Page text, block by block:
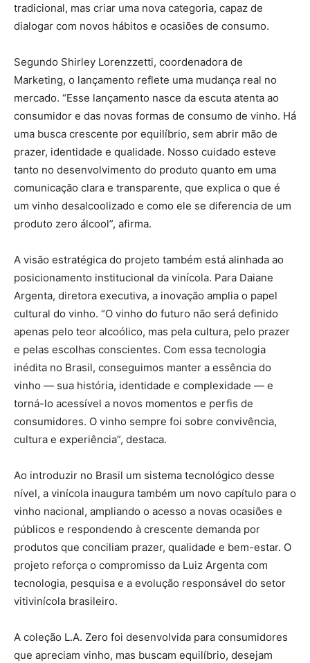
tradicional, mas criar uma nova categoria, capaz de
dialogar com novos hábitos e ocasiões de consumo.
Segundo Shirley Lorenzzetti, coordenadora de
Marketing, o lançamento reflete uma mudança real no
mercado. “Esse lançamento nasce da escuta atenta ao
consumidor e das novas formas de consumo de vinho. Há
uma busca crescente por equilíbrio, sem abrir mão de
prazer, identidade e qualidade. Nosso cuidado esteve
tanto no desenvolvimento do produto quanto em uma
comunicação clara e transparente, que explica o que é
um vinho desalcoolizado e como ele se diferencia de um
produto zero álcool”, afirma.
A visão estratégica do projeto também está alinhada ao
posicionamento institucional da vinícola. Para Daiane
Argenta, diretora executiva, a inovação amplia o papel
cultural do vinho. “O vinho do futuro não será definido
apenas pelo teor alcoólico, mas pela cultura, pelo prazer
e pelas escolhas conscientes. Com essa tecnologia
inédita no Brasil, conseguimos manter a essência do
vinho — sua história, identidade e complexidade — e
torná-lo acessível a novos momentos e perfis de
consumidores. O vinho sempre foi sobre convivência,
cultura e experiência”, destaca.
Ao introduzir no Brasil um sistema tecnológico desse
nível, a vinícola inaugura também um novo capítulo para o
vinho nacional, ampliando o acesso a novas ocasiões e
públicos e respondendo à crescente demanda por
produtos que conciliam prazer, qualidade e bem-estar. O
projeto reforça o compromisso da Luiz Argenta com
tecnologia, pesquisa e a evolução responsável do setor
vitivinícola brasileiro.
A coleção L.A. Zero foi desenvolvida para consumidores
que apreciam vinho, mas buscam equilíbrio, desejam